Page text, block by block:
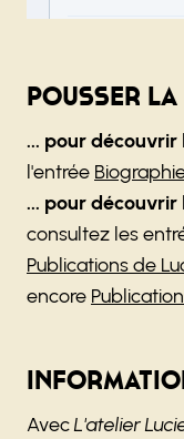
Pousser
... pour découvrir
l'entrée
... pour
consultez les
Publications de
encore
AvecL'atelier